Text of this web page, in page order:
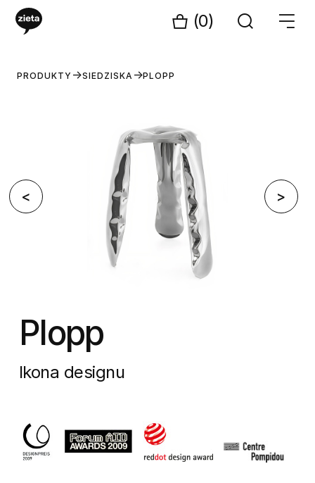
(0)
PRODUKTY SIEDZISKA PLOPP
< >
Plopp
Ikona designu